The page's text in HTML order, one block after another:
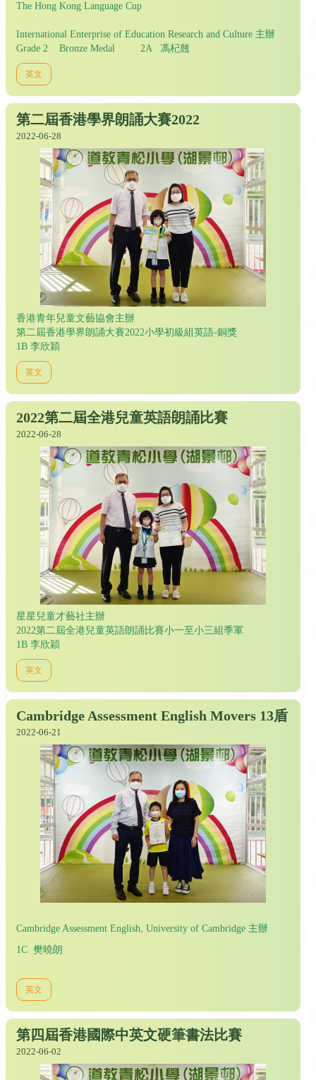
The Hong Kong Language Cup
International Enterprise of Education Research and Culture 主辦
Grade 2 Bronze Medal 2A 馮杞翹
英文
第二屆香港學界朗誦大賽2022
2022-06-28
香港青年兒童文藝協會主辦
第二屆香港學界朗誦大賽2022小學初級組英語-銅獎
1B 李欣穎
英文
2022第二屆全港兒童英語朗誦比賽
2022-06-28
星星兒童才藝社主辦
2022第二屆全港兒童英語朗誦比賽小一至小三組季軍
1B 李欣穎
英文
Cambridge Assessment English Movers 13盾
2022-06-21
Cambridge Assessment English, University of Cambridge 主辦
1C 樊曉朗
英文
第四屆香港國際中英文硬筆書法比賽
2022-06-02